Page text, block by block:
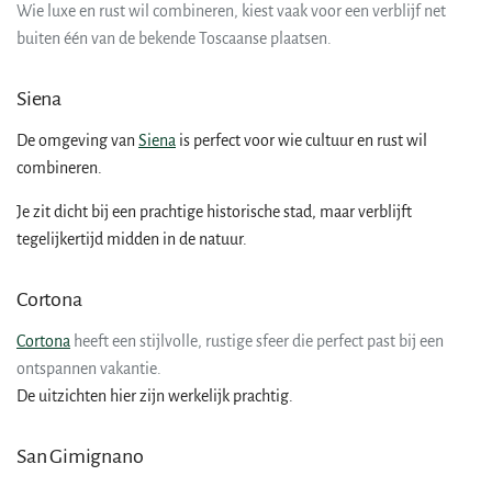
Wie luxe en rust wil combineren, kiest vaak voor een verblijf net
buiten één van de bekende Toscaanse plaatsen.
Siena
De omgeving van Siena is perfect voor wie cultuur en rust wil
combineren.
Je zit dicht bij een prachtige historische stad, maar verblijft
tegelijkertijd midden in de natuur.
Cortona
Cortona heeft een stijlvolle, rustige sfeer die perfect past bij een
ontspannen vakantie.
De uitzichten hier zijn werkelijk prachtig.
San Gimignano